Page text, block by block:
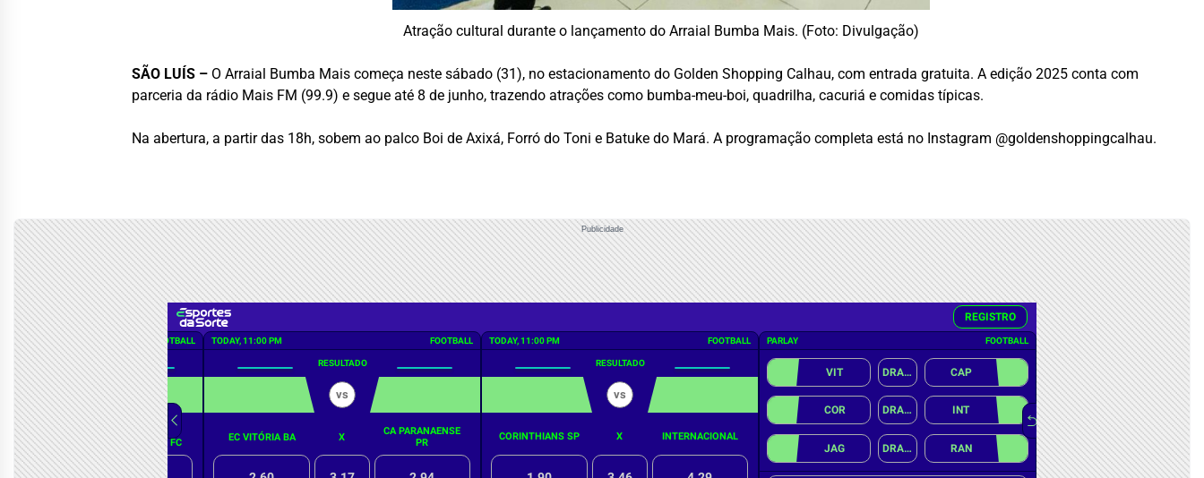
Atração cultural durante o lançamento do Arraial Bumba Mais. (Foto: Divulgação)
SÃO LUÍS – O Arraial Bumba Mais começa neste sábado (31), no estacionamento do Golden Shopping Calhau, com entrada gratuita. A edição 2025 conta com
parceria da rádio Mais FM (99.9) e segue até 8 de junho, trazendo atrações como bumba-meu-boi, quadrilha, cacuriá e comidas típicas.
Na abertura, a partir das 18h, sobem ao palco Boi de Axixá, Forró do Toni e Batuke do Mará. A programação completa está no Instagram @goldenshoppingcalhau.
Publicidade